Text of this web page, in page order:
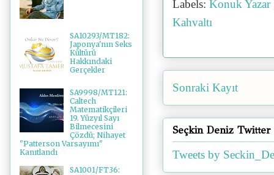
Labels: Konuk Yazar
Kahvaltı
Sonraki Kayıt
Seçkin Deniz Twitter
Tweets by
SA10293/MT182:
Japonya'nın Seks
Kültürü
Hakkındaki
Gerçekler
SA9998/MT121:
Caltech
Matematikçileri
19. Yüzyıl Sayı
Bilmecesini
Çözdü; Nihayet
"Patterson Varsayımı"
Kanıtlandı
SA1001/FT36: